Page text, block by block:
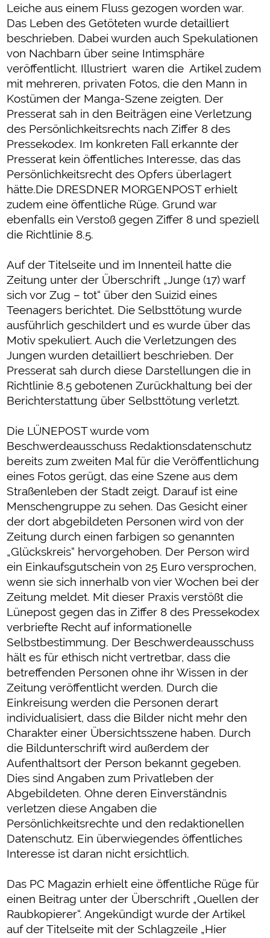
Leiche aus einem Fluss gezogen worden war.
Das Leben des Getöteten wurde detailliert
beschrieben. Dabei wurden auch Spekulationen
von Nachbarn über seine Intimsphäre
veröffentlicht. Illustriert waren die Artikel zudem
mit mehreren, privaten Fotos, die den Mann in
Kostümen der Manga-Szene zeigten. Der
Presserat sah in den Beiträgen eine Verletzung
des Persönlichkeitsrechts nach Ziffer 8 des
Pressekodex. Im konkreten Fall erkannte der
Presserat kein öffentliches Interesse, das das
Persönlichkeitsrecht des Opfers überlagert
hätte.Die DRESDNER MORGENPOST erhielt
zudem eine öffentliche Rüge. Grund war
ebenfalls ein Verstoß gegen Ziffer 8 und speziell
die Richtlinie 8.5.
Auf der Titelseite und im Innenteil hatte die
Zeitung unter der Überschrift „Junge (17) warf
sich vor Zug – tot“ über den Suizid eines
Teenagers berichtet. Die Selbsttötung wurde
ausführlich geschildert und es wurde über das
Motiv spekuliert. Auch die Verletzungen des
Jungen wurden detailliert beschrieben. Der
Presserat sah durch diese Darstellungen die in
Richtlinie 8.5 gebotenen Zurückhaltung bei der
Berichterstattung über Selbsttötung verletzt.
Die LÜNEPOST wurde vom
Beschwerdeausschuss Redaktionsdatenschutz
bereits zum zweiten Mal für die Veröffentlichung
eines Fotos gerügt, das eine Szene aus dem
Straßenleben der Stadt zeigt. Darauf ist eine
Menschengruppe zu sehen. Das Gesicht einer
der dort abgebildeten Personen wird von der
Zeitung durch einen farbigen so genannten
„Glückskreis“ hervorgehoben. Der Person wird
ein Einkaufsgutschein von 25 Euro versprochen,
wenn sie sich innerhalb von vier Wochen bei der
Zeitung meldet. Mit dieser Praxis verstößt die
Lünepost gegen das in Ziffer 8 des Pressekodex
verbriefte Recht auf informationelle
Selbstbestimmung. Der Beschwerdeausschuss
hält es für ethisch nicht vertretbar, dass die
betreffenden Personen ohne ihr Wissen in der
Zeitung veröffentlicht werden. Durch die
Einkreisung werden die Personen derart
individualisiert, dass die Bilder nicht mehr den
Charakter einer Übersichtsszene haben. Durch
die Bildunterschrift wird außerdem der
Aufenthaltsort der Person bekannt gegeben.
Dies sind Angaben zum Privatleben der
Abgebildeten. Ohne deren Einverständnis
verletzen diese Angaben die
Persönlichkeitsrechte und den redaktionellen
Datenschutz. Ein überwiegendes öffentliches
Interesse ist daran nicht ersichtlich.
Das PC Magazin erhielt eine öffentliche Rüge für
einen Beitrag unter der Überschrift „Quellen der
Raubkopierer“. Angekündigt wurde der Artikel
auf der Titelseite mit der Schlagzeile „Hier